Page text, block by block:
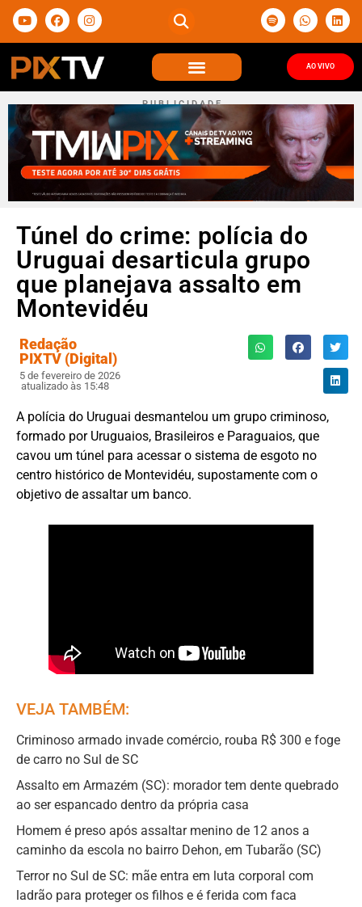
AO VIVO
P U B L I C I D A D E
Túnel do crime: polícia do
Uruguai desarticula grupo
que planejava assalto em
Montevidéu
Redação
PIXTV (Digital)
5 de fevereiro de 2026
atualizado às 15:48
A polícia do Uruguai desmantelou um grupo criminoso,
formado por Uruguaios, Brasileiros e Paraguaios, que
cavou um túnel para acessar o sistema de esgoto no
centro histórico de Montevidéu, supostamente com o
objetivo de assaltar um banco.
VEJA TAMBÉM:
Criminoso armado invade comércio, rouba R$ 300 e foge
de carro no Sul de SC
Assalto em Armazém (SC): morador tem dente quebrado
ao ser espancado dentro da própria casa
Homem é preso após assaltar menino de 12 anos a
caminho da escola no bairro Dehon, em Tubarão (SC)
Terror no Sul de SC: mãe entra em luta corporal com
ladrão para proteger os filhos e é ferida com faca